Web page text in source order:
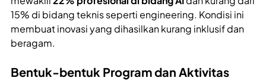
15% di bidang teknis seperti engineering. Kondisi ini
membuat inovasi yang dihasilkan kurang inklusif dan
beragam.
Bentuk-bentuk Program dan Aktivitas